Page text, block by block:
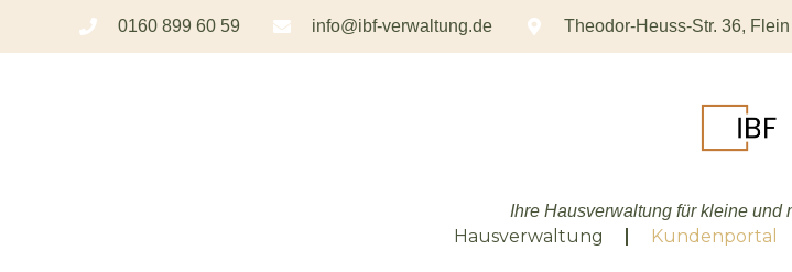
0160 899 60 59 info@ibf-verwaltung.de Theodor-Heuss-Str. 36, Flein
Ihre Hausverwaltung für kleine und
Hausverwaltung Kundenportal